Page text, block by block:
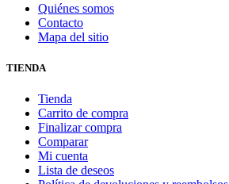
Quiénes somos
Contacto
Mapa del sitio
TIENDA
Tienda
Carrito de compra
Finalizar compra
Comparar
Mi cuenta
Lista de deseos